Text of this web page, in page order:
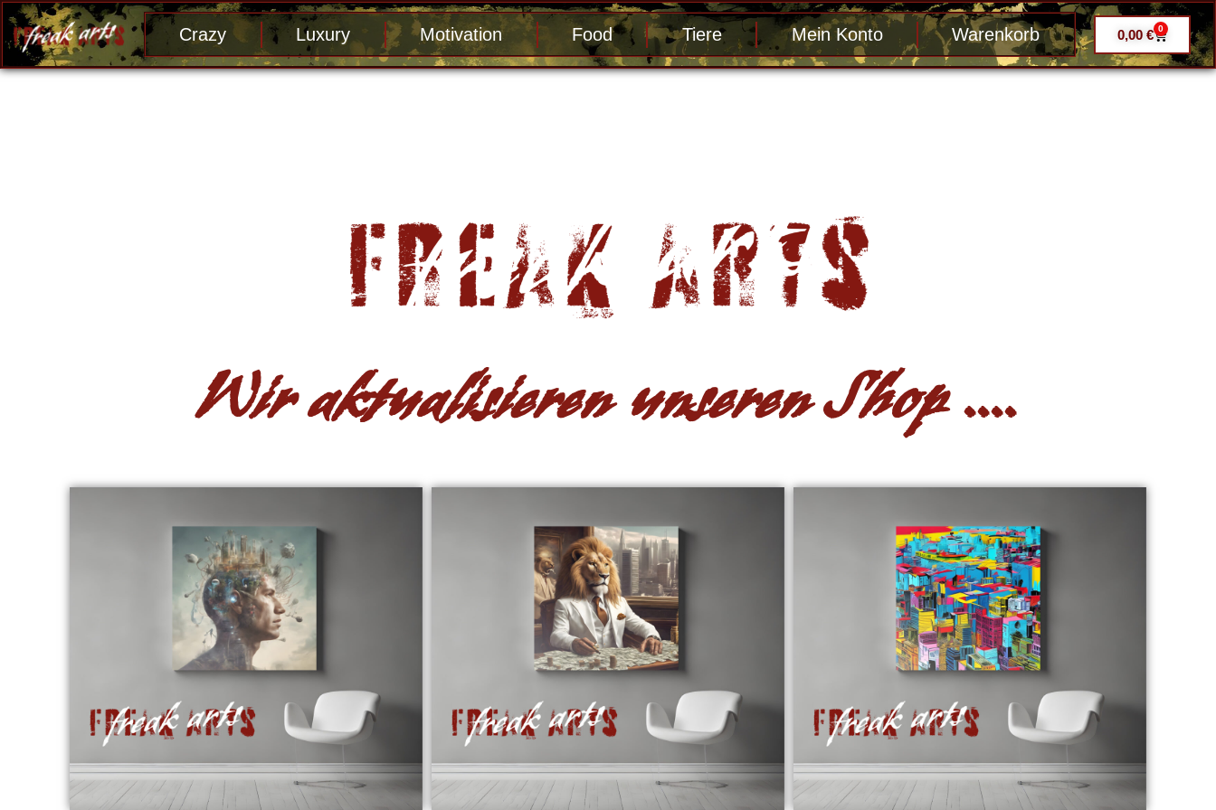
Crazy Luxury Motivation Food Tiere Mein Konto Warenkorb 0,00 € 0
Wir aktualisieren unseren Shop ....